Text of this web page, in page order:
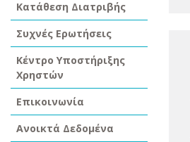
Κατάθεση Διατριβής
Συχνές Ερωτήσεις
Κέντρο Υποστήριξης
Χρηστών
Επικοινωνία
Ανοικτά Δεδομένα